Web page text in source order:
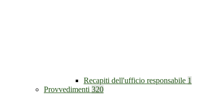
Recapiti dell'ufficio responsabile 1
Provvedimenti 320